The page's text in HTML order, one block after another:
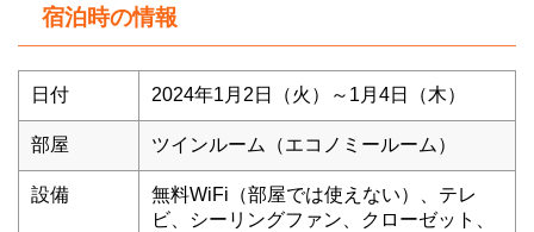
宿泊時の情報
日付 2024年1月2日（火）～1月4日（木）
部屋 ツインルーム（エコノミールーム）
設備
無料WiFi（部屋では使えない）、テレ
ビ、シーリングファン、クローゼット、